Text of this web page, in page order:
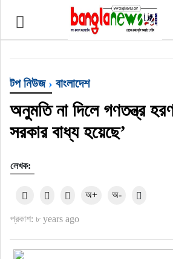
টপ নিউজ
ইন্টারন্যাশনাল
সিলেট বিভাগ
স্পোর্টস
মার্কিন যুক্তরাষ্ট্র
টপ নিউজ› বাংলাদেশ
অনুমতি না দিলে গণতন্ত্র
সরকার বাধ্য হয়েছে’
লেখক:
প্রকাশ: ৮ years ago
অ+ অ-